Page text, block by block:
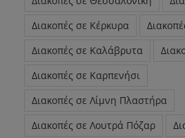
Διακοπές σε Κέρκυρα
Διακοπές σε Καλάβρυτα
Διακοπές σε Καρπενήσι
Διακοπές σε Λίμνη Πλαστήρα
Διακοπές σε Λουτρά Πόζαρ